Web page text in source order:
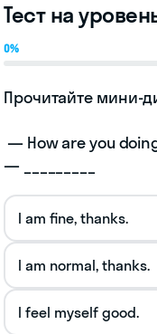
Юкона
Юкон
лихорадка в Юконе
Юкона
в Юконе
Тест на
0%
Прочитайте мини-
— _________
I am fine, thanks.
I am normal, thanks.
I feel myself good.